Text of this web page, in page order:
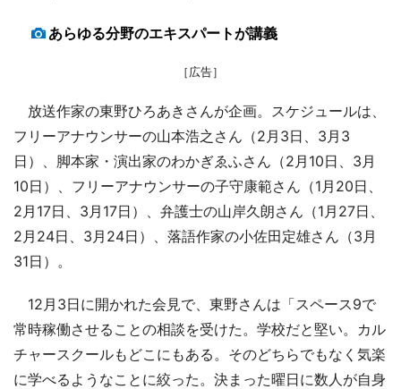
あらゆる分野のエキスパートが講義
［広告］
放送作家の東野ひろあきさんが企画。スケジュールは、
フリーアナウンサーの山本浩之さん（2月3日、3月3
日）、脚本家・演出家のわかぎゑふさん（2月10日、3月
10日）、フリーアナウンサーの子守康範さん（1月20日、
2月17日、3月17日）、弁護士の山岸久朗さん（1月27日、
2月24日、3月24日）、落語作家の小佐田定雄さん（3月
31日）。
12月3日に開かれた会見で、東野さんは「スペース9で
常時稼働させることの相談を受けた。学校だと堅い。カル
チャースクールもどこにもある。そのどちらでもなく気楽
に学べるようなことに絞った。決まった曜日に数人が自身